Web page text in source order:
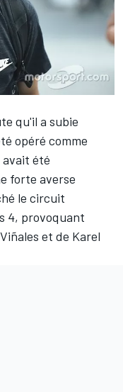
qu'il a subie
opéré comme
avait été
forte averse
le circuit
4, provoquant
et de Karel